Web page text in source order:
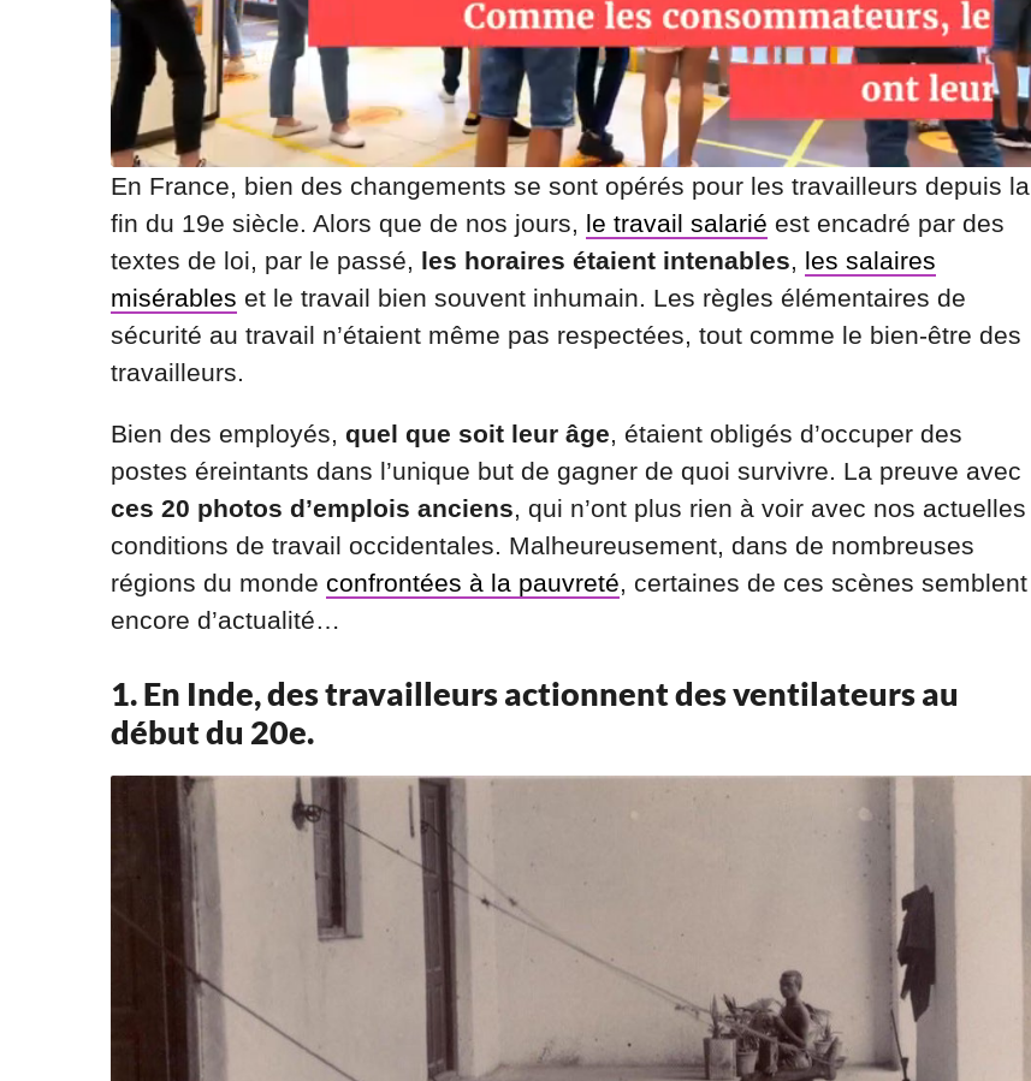
0
2
à
2
0
:
3
6
En France, bien des changements se sont opérés pour les travailleurs depuis la
fin du 19e siècle. Alors que de nos jours, le travail salarié est encadré par des
textes de loi, par le passé, les horaires étaient intenables, les salaires
misérables et le travail bien souvent inhumain. Les règles élémentaires de
sécurité au travail n’étaient même pas respectées, tout comme le bien-être des
travailleurs.
Bien des employés, quel que soit leur âge, étaient obligés d’occuper des
postes éreintants dans l’unique but de gagner de quoi survivre. La preuve avec
ces 20 photos d’emplois anciens, qui n’ont plus rien à voir avec nos actuelles
conditions de travail occidentales. Malheureusement, dans de nombreuses
régions du monde confrontées à la pauvreté, certaines de ces scènes semblent
encore d’actualité…
1. En Inde, des travailleurs actionnent des ventilateurs au
début du 20e.